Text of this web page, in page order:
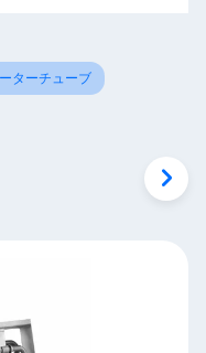
ターチューブ